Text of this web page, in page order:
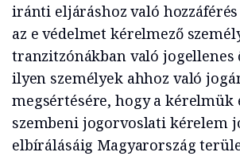
iránti eljáráshoz való
az e védelmet kérelmező
tranzitzónákban való jogellenes
ilyen személyek ahhoz való
megsértésére, hogy a kérelmük
szembeni jogorvoslati kérelem
elbírálásáig Magyarország